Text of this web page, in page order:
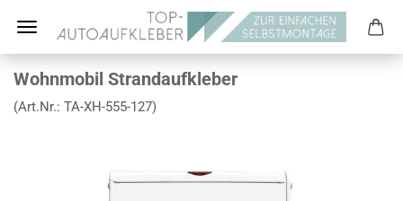
Wohnmobil Strandaufkleber
(Art.Nr.: TA-XH-555-127)